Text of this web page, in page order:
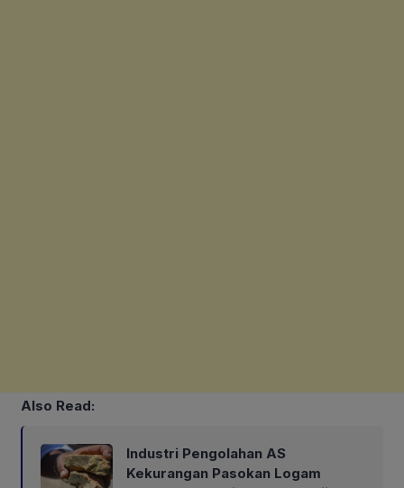
Also Read:
Industri Pengolahan AS
Kekurangan Pasokan Logam